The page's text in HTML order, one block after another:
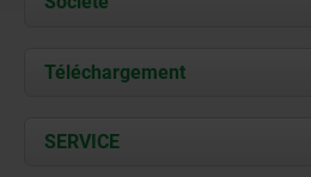
À propos de nous
Contact
Téléchargement
Documents
SERVICE